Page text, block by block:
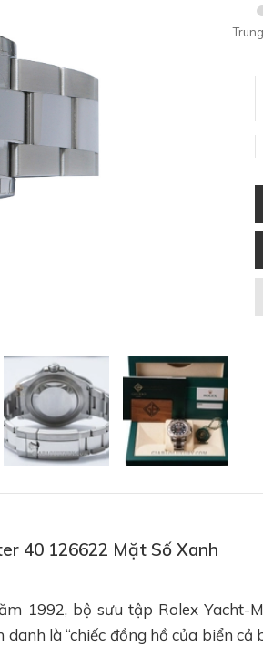
40 126622 Mặt Số Xanh
1992, bộ sưu tập Rolex Yacht-
là “chiếc đồng hồ của biển cả